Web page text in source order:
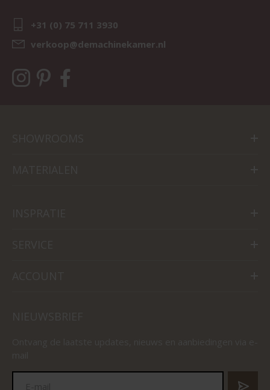
+31 (0) 75 711 3930
verkoop@demachinekamer.nl